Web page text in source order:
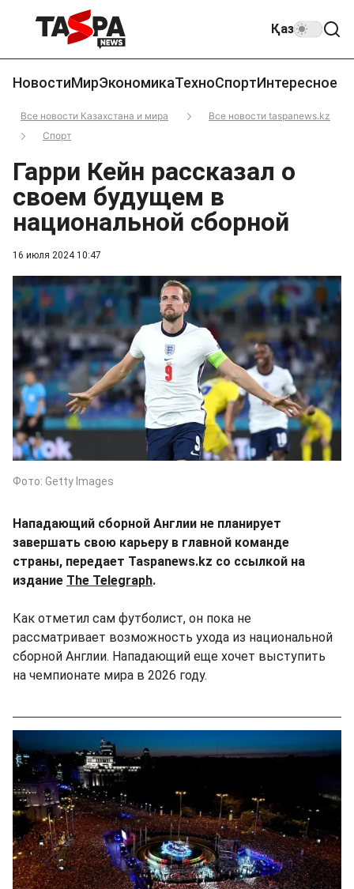
Қаз
НовостиМирЭкономикаТехноСпортИнтересное
Все новости Казахстана и мира
Все новости taspanews.kz
Спорт
16 июля 2024 10:47
Гарри Кейн рассказал о
своем будущем в
национальной сборной
Фото: Getty Images
Нападающий сборной Англии не планирует
завершать свою карьеру в главной команде
страны, передает Taspanews.kz со ссылкой на
издание The Telegraph.
Как отметил сам футболист, он пока не
рассматривает возможность ухода из национальной
сборной Англии. Нападающий еще хочет выступить
на чемпионате мира в 2026 году.